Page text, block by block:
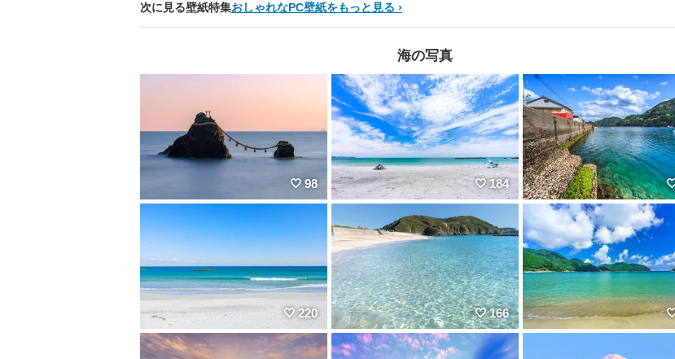
次に見る壁紙特集おしゃれなPC壁紙をもっと見る
海の写真
98 184
220 166